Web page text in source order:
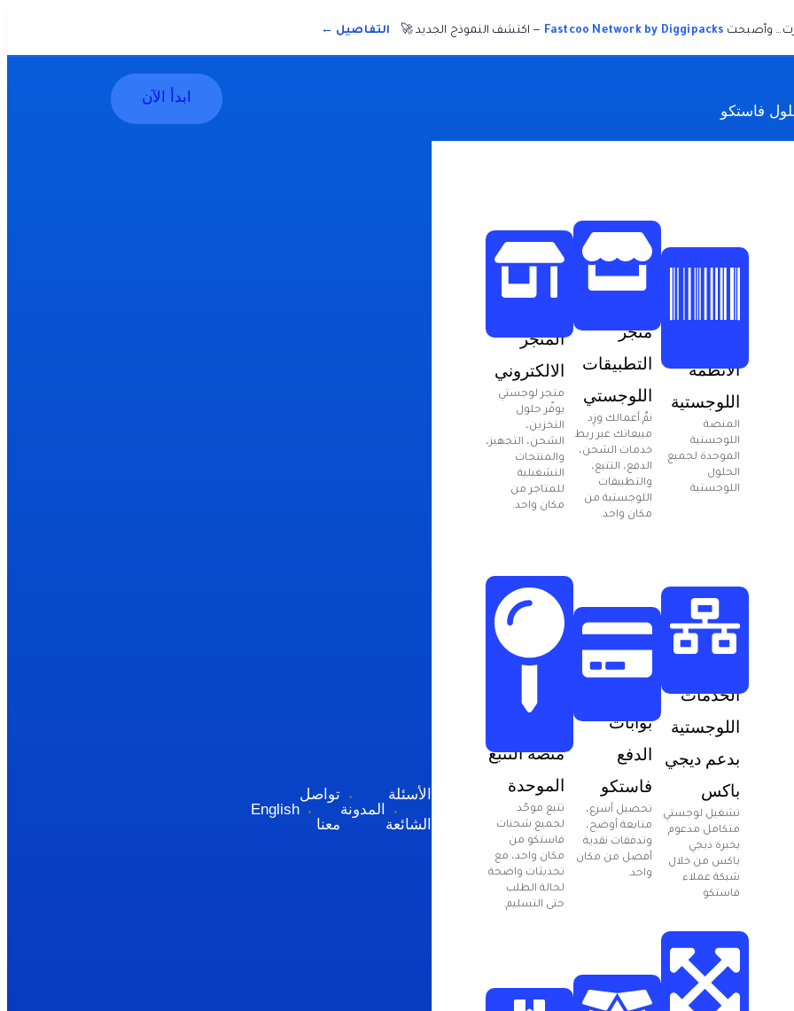
وأصبحت Fastcoo Network by Diggipacks — اكتشف النموذج الجديد 🚀 التفاصيل ←
فاستكو
الأنظمة
اللوجستية
المنصة
اللوجستية
الموحدة لجميع
الحلول
اللوجستية
متجر
التطبيقات
اللوجستي
نمِّ أعمالك وزِد
مبيعاتك عبر ربط
خدمات الشحن،
الدفع، التتبع،
والتطبيقات
اللوجستية من
مكان واحد.
المتجر
الالكتروني
متجر لوجستي
يوفّر حلول
التخزين،
الشحن، التجهيز،
والمنتجات
التشغيلية
للمتاجر من
مكان واحد.
الخدمات
اللوجستية
بدعم ديجي
باكس
تشغيل لوجستي
متكامل مدعوم
بخبرة ديجي
باكس من خلال
شبكة عملاء
فاستكو
بوابات
الدفع
فاستكو
تحصيل أسرع،
متابعة أوضح،
وتدفقات نقدية
أفضل من مكان
واحد.
منصة التتبع
الموحدة
تتبع موحّد
لجميع شحنات
فاستكو من
مكان واحد، مع
تحديثات واضحة
لحالة الطلب
حتى التسليم.
الأسئلة
الشائعة
المدونة
تواصل
معنا
English
ابدأ الآن